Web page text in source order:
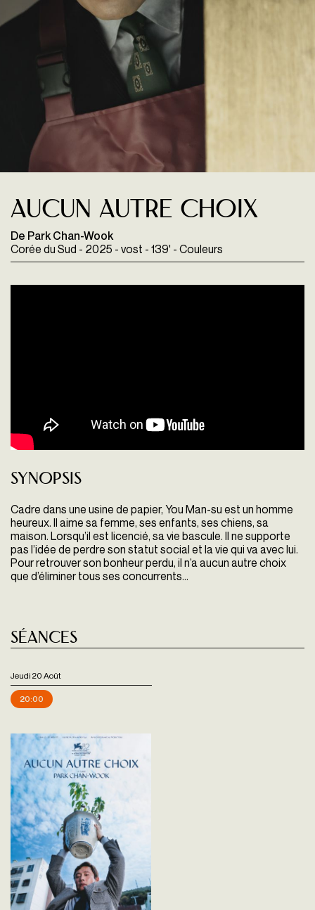
Aucun Autre Choix
De Park Chan-Wook
Corée du Sud - 2025 - vost - 139' - Couleurs
Synopsis
Cadre dans une usine de papier, You Man-su est un homme
heureux. Il aime sa femme, ses enfants, ses chiens, sa
maison. Lorsqu’il est licencié, sa vie bascule. Il ne supporte
pas l’idée de perdre son statut social et la vie qui va avec lui.
Pour retrouver son bonheur perdu, il n’a aucun autre choix
que d’éliminer tous ses concurrents...
Séances
Jeudi 20 Août
20:00